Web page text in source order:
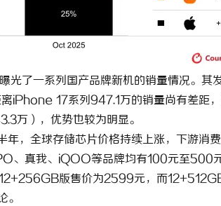
光了一系列国产品牌新机的销量情况。
离iPhone 17系列947.1万的销量尚有差距
万），优势也较为明显。
年，全球存储芯片价格持续上涨，下游消
、真我、iQOO等品牌均有100元至500元
版售价为2599元，而
。